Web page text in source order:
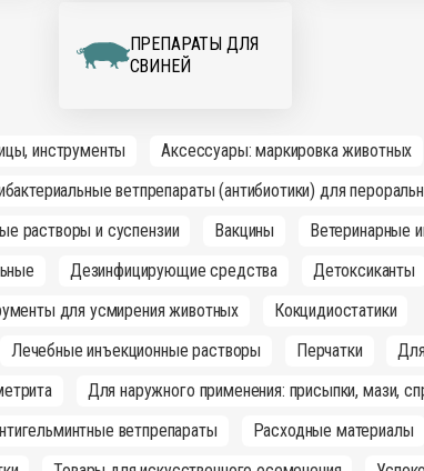
ПРЕПАРАТЫ ДЛЯ
СВИНЕЙ
инструменты
Аксессуары: маркировка животных
ветпрепараты (антибиотики) для
растворы и суспензии
Вакцины
Ветеринарные
Дезинфицирующие средства Детоксиканты
для усмирения животных
Кокцидиостатики
Лечебные инъекционные растворы Перчатки
Для наружного применения: присыпки, мази,
ветпрепараты Расходные материалы